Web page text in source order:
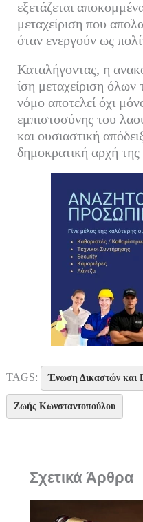
εξετάζεται
μεταχείριση που
όταν ενεργούν ως
Καταλήγοντας, η
ίση μεταχείριση όλων
νόμο αποτελεί όχι
εμπιστοσύνης του
και ουσιαστική
δημοκρατική αρχή της
TAGS: Ένωση Δικαστών και
Ζωής Κωνσταντοπούλου
Σχετικά Άρθρα